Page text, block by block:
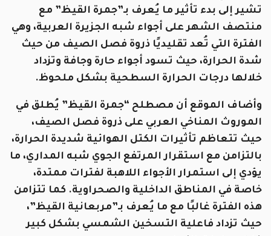
تشير إلى بدء تأثير ما يُعرف بـ”جمرة القيظ” مع
منتصف الشهر على أجواء شبه الجزيرة العربية، وهي
الفترة التي تُعد تقليديًا ذروة فصل الصيف من حيث
شدة الحرارة، حيث تسود أجواء حارة وجافة وتزداد
خلالها درجات الحرارة السطحية بشكل ملحوظ.
وأضاف الموقع أن مصطلح “جمرة القيظ” يُطلق في
الموروث المناخي العربي على ذروة فصل الصيف،
حيث تتعاظم تأثيرات الكتل الهوائية شديدة الحرارة،
بالتزامن مع استقرار المرتفع الجوي شبه المداري، ما
يؤدي إلى استمرار الأجواء اللاهبة لفترات ممتدة،
خاصة في المناطق الداخلية والصحراوية. كما تتزامن
هذه الفترة غالبًا مع ما يُعرف بـ”مربعانية القيظ”،
حيث تزداد فاعلية التسخين الشمسي بشكل كبير